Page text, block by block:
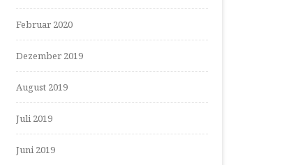
Februar 2020
Dezember 2019
August 2019
Juli 2019
Juni 2019